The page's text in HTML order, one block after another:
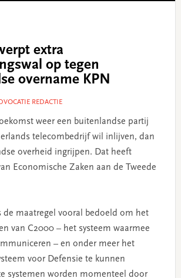
extra
op tegen
overname KPN
REDACTIE
weer een buitenlandse partij
telecombedrijf wil inlijven, dan
overheid ingrijpen. Dat heeft
Economische Zaken aan de Tweede
de maatregel vooral bedoeld om het
van C2000 – het systeem waarmee
– en onder meer het
voor Defensie te kunnen
systemen worden momenteel door